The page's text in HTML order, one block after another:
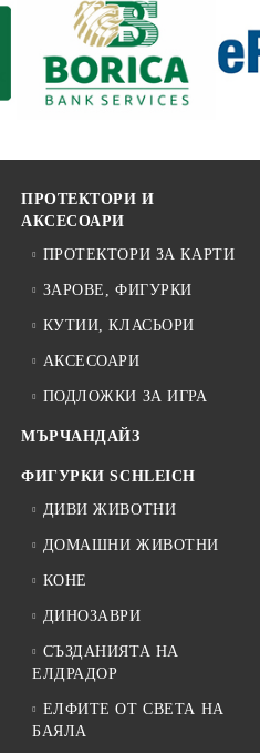
ПРОТЕКТОРИ И
АКСЕСОАРИ
ПРОТЕКТОРИ ЗА КАРТИ
ЗАРОВЕ, ФИГУРКИ
КУТИИ, КЛАСЬОРИ
АКСЕСОАРИ
ПОДЛОЖКИ ЗА ИГРА
МЪРЧАНДАЙЗ
ФИГУРКИ SCHLEICH
ДИВИ ЖИВОТНИ
ДОМАШНИ ЖИВОТНИ
КОНЕ
ДИНОЗАВРИ
СЪЗДАНИЯТА НА
ЕЛДРАДОР
ЕЛФИТЕ ОТ СВЕТА НА
БАЯЛА